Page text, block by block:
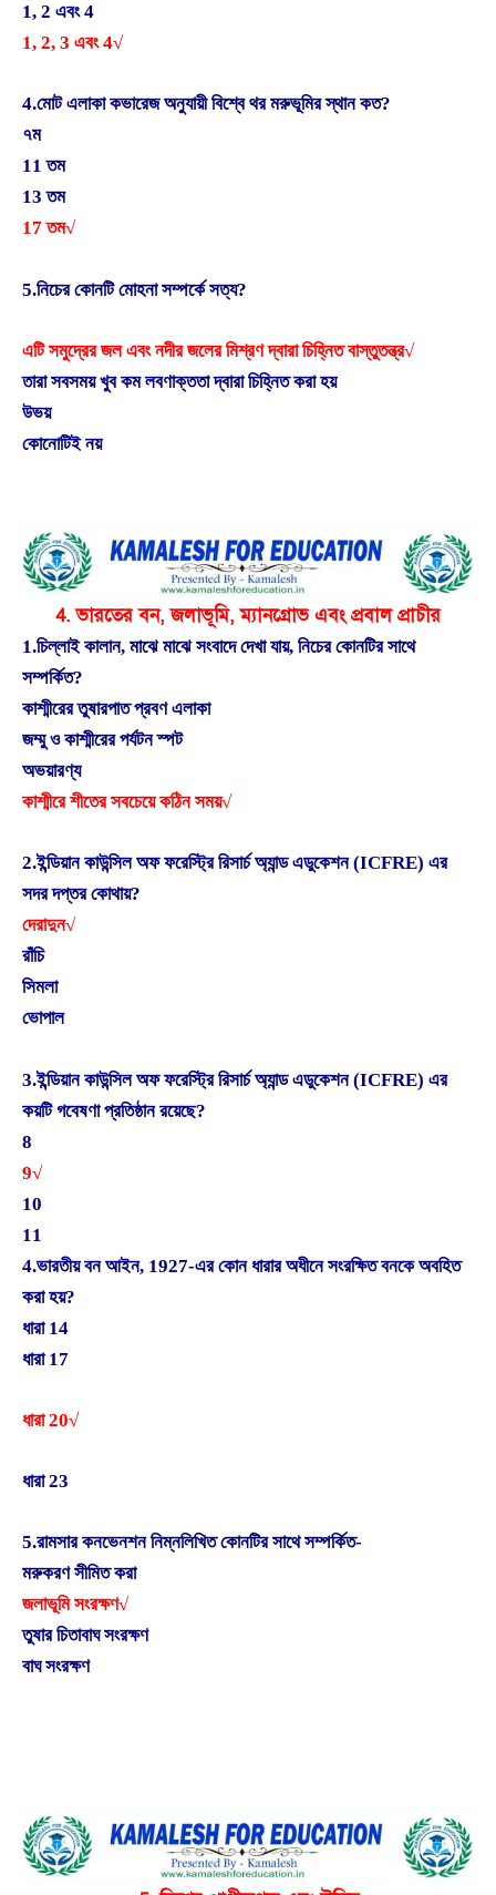
1, 2 এবং 4
1, 2, 3 এবং 4√
4.মোট এলাকা কভারেজ অনুযায়ী বিশ্বে থর মরুভূমির স্থান কত?
৭ম
11 তম
13 তম
17 তম√
5.নিচের কোনটি মোহনা সম্পর্কে সত্য?
এটি সমুদ্রের জল এবং নদীর জলের মিশ্রণ দ্বারা চিহ্নিত বাস্তুতন্ত্র√
তারা সবসময় খুব কম লবণাক্ততা দ্বারা চিহ্নিত করা হয়
উভয়
কোনোটিই নয়
4. ভারতের বন, জলাভূমি, ম্যানগ্রোভ এবং প্রবাল প্রাচীর
1.চিল্লাই কালান, মাঝে মাঝে সংবাদে দেখা যায়, নিচের কোনটির সাথে
সম্পর্কিত?
কাশ্মীরের তুষারপাত প্রবণ এলাকা
জম্মু ও কাশ্মীরের পর্যটন স্পট
অভয়ারণ্য
কাশ্মীরে শীতের সবচেয়ে কঠিন সময়√
2.ইন্ডিয়ান কাউন্সিল অফ ফরেস্ট্রি রিসার্চ অ্যান্ড এডুকেশন (ICFRE) এর
সদর দপ্তর কোথায়?
দেরাদুন√
রাঁচি
সিমলা
ভোপাল
3.ইন্ডিয়ান কাউন্সিল অফ ফরেস্ট্রি রিসার্চ অ্যান্ড এডুকেশন (ICFRE) এর
কয়টি গবেষণা প্রতিষ্ঠান রয়েছে?
8
9√
10
11
4.ভারতীয় বন আইন, 1927-এর কোন ধারার অধীনে সংরক্ষিত বনকে অবহিত
করা হয়?
ধারা 14
ধারা 17
ধারা 20√
ধারা 23
5.রামসার কনভেনশন নিম্নলিখিত কোনটির সাথে সম্পর্কিত-
মরুকরণ সীমিত করা
জলাভূমি সংরক্ষণ√
তুষার চিতাবাঘ সংরক্ষণ
বাঘ সংরক্ষণ